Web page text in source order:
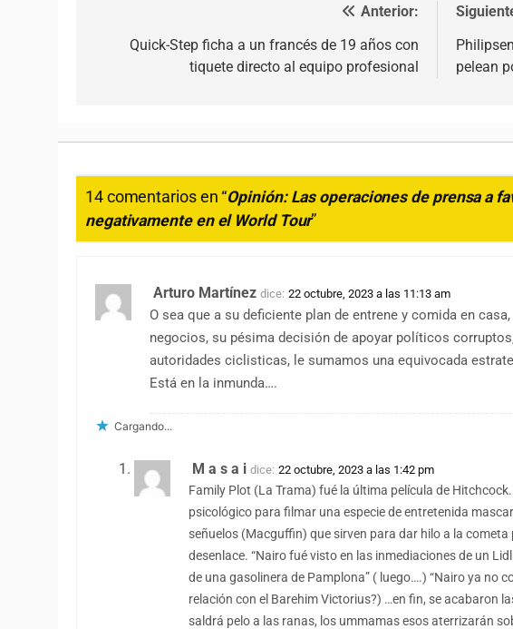
Anterior:
Quick-Step ficha a un francés de 19 años con
tiquete directo al equipo profesional
pelean
14 comentarios en “Opinión: Las operaciones de prensa a
negativamente en el World Tour”
Arturo Martínez dice: 22 octubre, 2023 a las 11:13 am
O sea que a su deficiente plan de entrene y comida en
negocios, su pésima decisión de apoyar políticos
autoridades ciclisticas, le sumamos una equivocada
Está en la inmunda….
Cargando...
M a s a i dice: 22 octubre, 2023 a las 1:42 pm
Family Plot (La Trama) fué la última película de
psicológico para filmar una especie de entretenida
señuelos (Macguffin) que sirven para dar hilo a la
desenlace. “Nairo fué visto en las inmediaciones de un
de una gasolinera de Pamplona” ( luego….) “Nairo ya no
relación con el Barehim Victorius?) …en fin, se acabaron
saldrá pelo a las ranas, los ummamas esos aterrizarán